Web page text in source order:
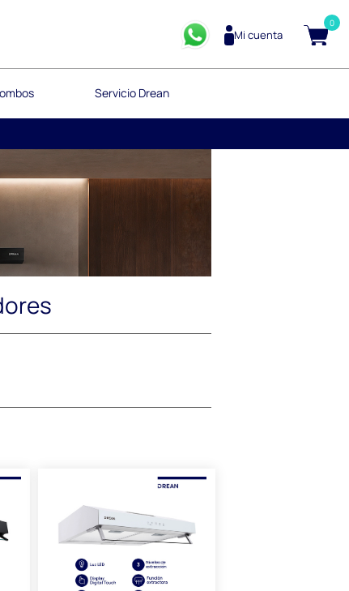
Mi cuenta
0
Servicio Drean